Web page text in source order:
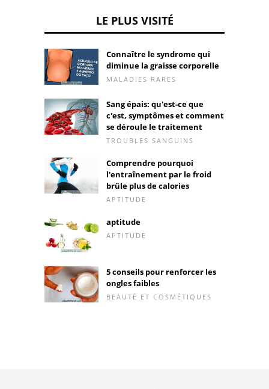
LE PLUS VISITÉ
Connaître le syndrome qui
diminue la graisse corporelle
MALADIES RARES
Sang épais: qu'est-ce que
c'est, symptômes et comment
se déroule le traitement
TROUBLES SANGUINS
Comprendre pourquoi
l'entraînement par le froid
brûle plus de calories
APTITUDE
aptitude
APTITUDE
5 conseils pour renforcer les
ongles faibles
BEAUTÉ ET COSMÉTIQUES